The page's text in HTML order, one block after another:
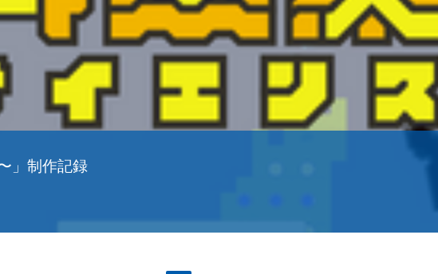
」制作記録